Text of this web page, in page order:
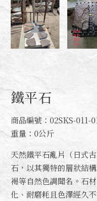
鐵平石
商品編號：02SKS-011-
重量：0公斤
天然鐵平石亂片（日式
石，以其獨特的層狀結
褐等自然色調聞名。石
化、耐磨耗且色澤經久